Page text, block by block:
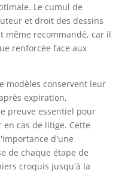
Le cumul de
et droit des dessins
même recommandé, car il
renforcée face aux
modèles conservent leur
expiration,
preuve essentiel pour
cas de litige. Cette
d'une
de chaque étape de
croquis jusqu'à la